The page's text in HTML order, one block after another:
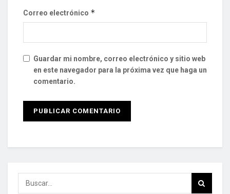
Correo electrónico *
Guardar mi nombre, correo electrónico y sitio web
en este navegador para la próxima vez que haga un
comentario.